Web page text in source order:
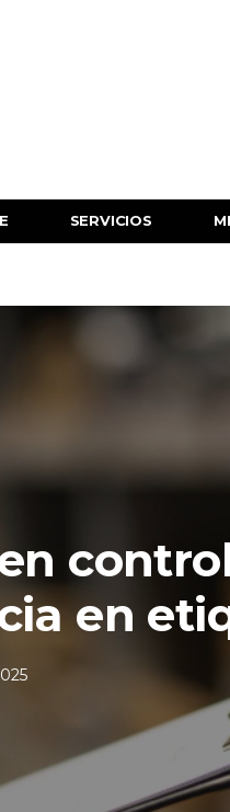
SERVICIOS
en